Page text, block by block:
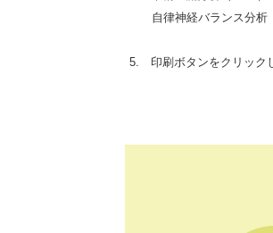
自律神経バランス分析
5. 印刷ボタンをクリック